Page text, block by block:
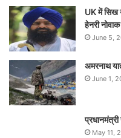
UK में सिख
हेनरी
June 5,
अमरनाथ
June 1,
प्रधानमंत्री
May 11,